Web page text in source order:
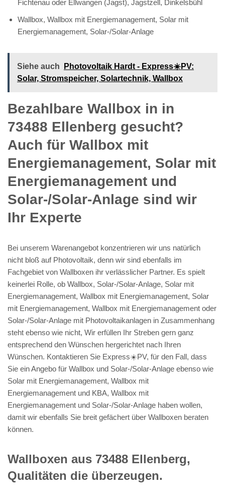
Fichtenau oder Ellwangen (Jagst), Jagstzell, Dinkelsbühl
Wallbox, Wallbox mit Energiemanagement, Solar mit
Energiemanagement, Solar-/Solar-Anlage
Siehe auch
Photovoltaik Hardt - Express☀️PV️:
Solar, Stromspeicher, Solartechnik, Wallbox
Bezahlbare Wallbox in in
73488 Ellenberg gesucht?
Auch für Wallbox mit
Energiemanagement, Solar mit
Energiemanagement und
Solar-/Solar-Anlage sind wir
Ihr Experte
Bei unserem Warenangebot konzentrieren wir uns natürlich
nicht bloß auf Photovoltaik, denn wir sind ebenfalls im
Fachgebiet von Wallboxen ihr verlässlicher Partner. Es spielt
keinerlei Rolle, ob Wallbox, Solar-/Solar-Anlage, Solar mit
Energiemanagement, Wallbox mit Energiemanagement, Solar
mit Energiemanagement, Wallbox mit Energiemanagement oder
Solar-/Solar-Anlage mit Photovoltaikanlagen in Zusammenhang
steht ebenso wie nicht, Wir erfüllen Ihr Streben gern ganz
entsprechend den Wünschen hergerichtet nach Ihren
Wünschen. Kontaktieren Sie Express☀️PV️, für den Fall, dass
Sie ein Angebo für Wallbox und Solar-/Solar-Anlage ebenso wie
Solar mit Energiemanagement, Wallbox mit
Energiemanagement und KBA, Wallbox mit
Energiemanagement und Solar-/Solar-Anlage haben wollen,
damit wir ebenfalls Sie breit gefächert über Wallboxen beraten
können.
Wallboxen aus 73488 Ellenberg,
Qualitäten die überzeugen.